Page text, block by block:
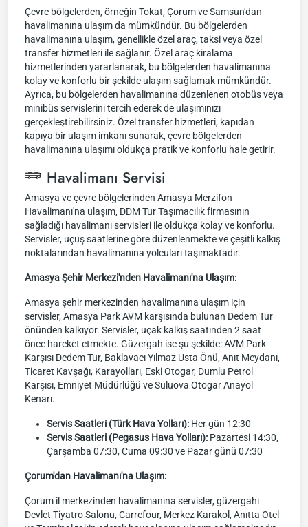
Çevre bölgelerden, örneğin Tokat, Çorum ve Samsun'dan
havalimanına ulaşım da mümkündür. Bu bölgelerden
havalimanına ulaşım, genellikle özel araç, taksi veya özel
transfer hizmetleri ile sağlanır. Özel araç kiralama
hizmetlerinden yararlanarak, bu bölgelerden havalimanına
kolay ve konforlu bir şekilde ulaşım sağlamak mümkündür.
Ayrıca, bu bölgelerden havalimanına düzenlenen otobüs veya
minibüs servislerini tercih ederek de ulaşımınızı
gerçekleştirebilirsiniz. Özel transfer hizmetleri, kapıdan
kapıya bir ulaşım imkanı sunarak, çevre bölgelerden
havalimanına ulaşımı oldukça pratik ve konforlu hale getirir.
Havalimanı Servisi
Amasya ve çevre bölgelerinden Amasya Merzifon
Havalimanı'na ulaşım, DDM Tur Taşımacılık firmasının
sağladığı havalimanı servisleri ile oldukça kolay ve konforlu.
Servisler, uçuş saatlerine göre düzenlenmekte ve çeşitli kalkış
noktalarından havalimanına yolcuları taşımaktadır.
Amasya Şehir Merkezi'nden Havalimanı'na Ulaşım:
Amasya şehir merkezinden havalimanına ulaşım için
servisler, Amasya Park AVM karşısında bulunan Dedem Tur
önünden kalkıyor. Servisler, uçak kalkış saatinden 2 saat
önce hareket etmekte. Güzergah ise şu şekilde: AVM Park
Karşısı Dedem Tur, Baklavacı Yılmaz Usta Önü, Anıt Meydanı,
Ticaret Kavşağı, Karayolları, Eski Otogar, Dumlu Petrol
Karşısı, Emniyet Müdürlüğü ve Suluova Otogar Anayol
Kenarı.
Servis Saatleri (Türk Hava Yolları): Her gün 12:30
Servis Saatleri (Pegasus Hava Yolları): Pazartesi 14:30,
Çarşamba 07:30, Cuma 09:30 ve Pazar günü 07:30
Çorum'dan Havalimanı'na Ulaşım:
Çorum il merkezinden havalimanına servisler, güzergahı
Devlet Tiyatro Salonu, Carrefour, Merkez Karakol, Anıtta Otel